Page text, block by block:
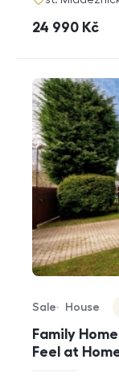
cena
24 990 Kč
Family
Feel at
Offer type
Sale
Property type
House
Virtuální